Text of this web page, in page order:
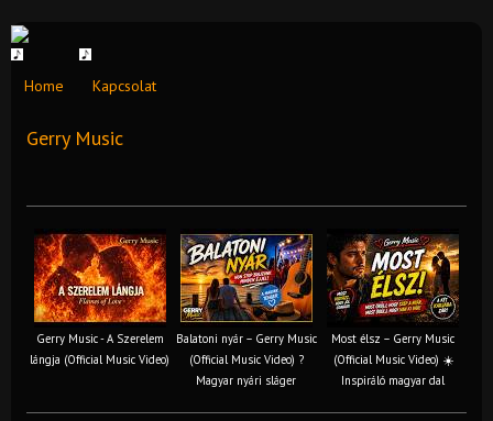
Home Kapcsolat
Gerry Music
Gerry Music - A Szerelem
lángja (Official Music Video)
Balatoni nyár – Gerry Music
(Official Music Video) ?
Magyar nyári sláger
Most élsz – Gerry Music
(Official Music Video) ☀️
Inspiráló magyar dal